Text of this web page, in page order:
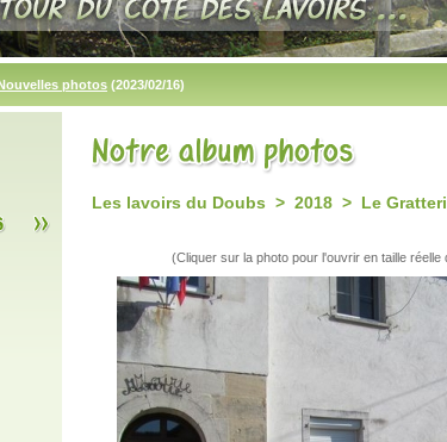
photos (2023/02/16)
Les lavoirs du Doubs > 2018 > Le
(Cliquer sur la photo pour l'ouvrir en taille réelle